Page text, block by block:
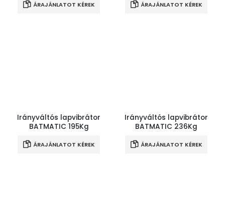
ÁRAJÁNLATOT KÉREK ÁRAJÁNLATOT KÉREK
Irányváltós lapvibrátor
BATMATIC 195Kg
ÁRAJÁNLATOT KÉREK
Irányváltós lapvibrátor
BATMATIC 236Kg
ÁRAJÁNLATOT KÉREK